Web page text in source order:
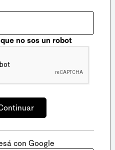
no sos un robot
con Google